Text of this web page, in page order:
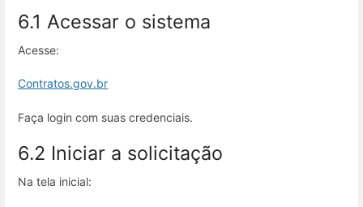
6.1 Acessar o sistema
Acesse:
Contratos.gov.br
Faça login com suas credenciais.
6.2 Iniciar a solicitação
Na tela inicial: